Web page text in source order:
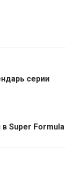
серии
Super Formula